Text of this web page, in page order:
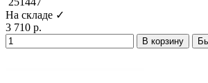
На складе ✓
3 710 р.
В корзину